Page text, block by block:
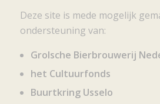
Deze site is mede mogelijk
ondersteuning van:
Grolsche Bierbrouwerij
het Cultuurfonds
Buurtkring Usselo